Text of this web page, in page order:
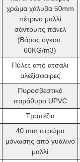
χρώμα χάλυβα 50mm
πέτρινο μαλλί
σάντουιτς πάνελ
(Βάρος όγκου:
60KG/m3)
Πύλες από ατσάλι
αλεξίσφαιρες
Πυροσβεστικό
παράθυρο UPVC
Τραπέζια
40 mm στρώμα
μόνωσης από γυάλινο
μαλλί